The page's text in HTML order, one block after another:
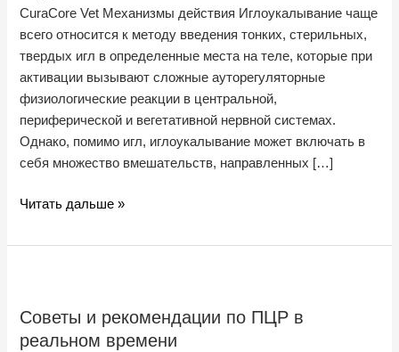
CuraCore Vet Механизмы действия Иглоукалывание чаще
всего относится к методу введения тонких, стерильных,
твердых игл в определенные места на теле, которые при
активации вызывают сложные ауторегуляторные
физиологические реакции в центральной,
периферической и вегетативной нервной системах.
Однако, помимо игл, иглоукалывание может включать в
себя множество вмешательств, направленных […]
Читать дальше »
Советы и рекомендации по ПЦР в
реальном времени
рекомендации
по